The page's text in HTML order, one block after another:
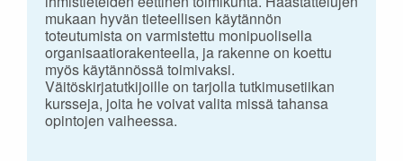
mukaan hyvän tieteellisen käytännön
toteutumista on varmistettu monipuolisella
organisaatiorakenteella, ja rakenne on koettu
myös käytännössä toimivaksi.
Väitöskirjatutkijoille on tarjolla tutkimusetiikan
kursseja, joita he voivat valita missä tahansa
opintojen vaiheessa.